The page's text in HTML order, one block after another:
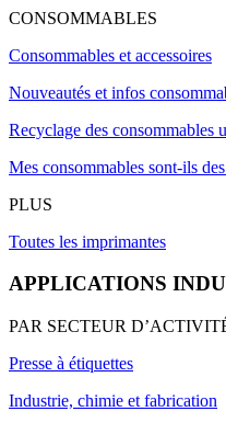
CONSOMMABLES
Consommables et accessoires
Nouveautés et infos
Recyclage des consommables
Mes consommables sont-ils
PLUS
Toutes les imprimantes
APPLICATIONS
PAR SECTEUR
Presse à étiquettes
Industrie, chimie et fabrication